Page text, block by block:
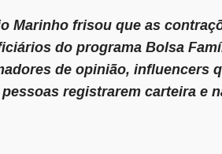
Marinho frisou que as
do programa Bolsa
de opinião, influencers
registrarem carteira e